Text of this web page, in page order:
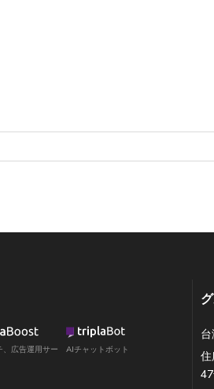
、広告運用サー
AIチャットボット
住